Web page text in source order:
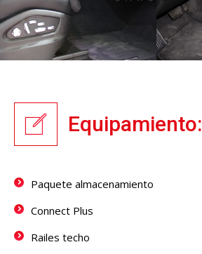
Equipamiento:
Paquete almacenamiento
Connect Plus
Railes techo